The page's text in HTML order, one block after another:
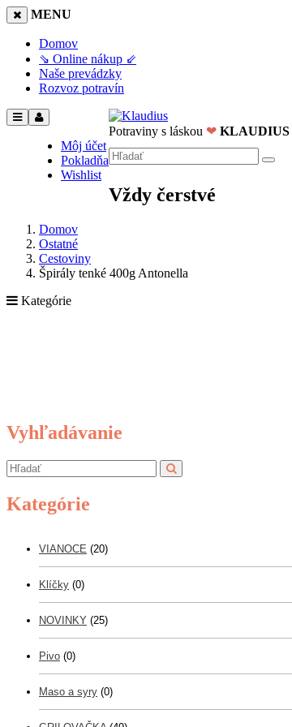
MENU
Domov
⇘ Online nákup ⇙
Naše prevádzky
Rozvoz potravín
Môj účet
Pokladňa
Wishlist
Potraviny s láskou ❤ KLAUDIUS
Vždy čerstvé
Domov
Ostatné
Cestoviny
Špirály tenké 400g Antonella
Kategórie
Vyhľadávanie
Kategórie
VIANOCE (20)
Klíčky (0)
NOVINKY (25)
Pivo (0)
Maso a syry (0)